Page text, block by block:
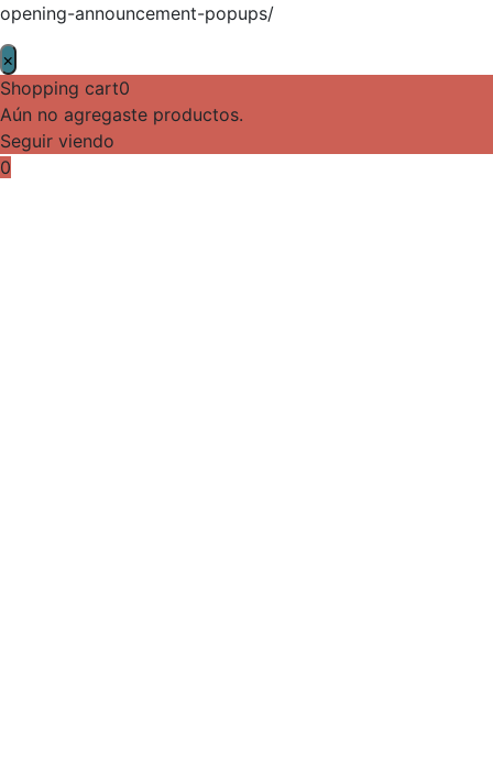
opening-announcement-popups/
×
Shopping cart0
Aún no agregaste productos.
Seguir viendo
0